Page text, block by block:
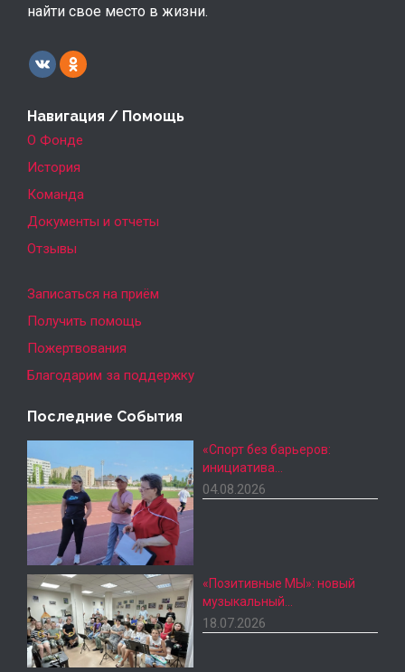
найти свое место в жизни.
Навигация / Помощь
О Фонде
История
Команда
Документы и отчеты
Отзывы
Записаться на приём
Получить помощь
Пожертвования
Благодарим за поддержку
Последние События
«Спорт без барьеров:
инициатива…
04.08.2026
«Позитивные МЫ»: новый
музыкальный…
18.07.2026